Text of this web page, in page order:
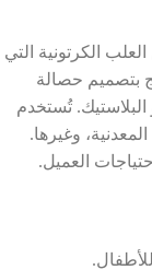
الكرتونية التي
بتصميم حصالة
تُستخدم
وغيرها.
العميل.